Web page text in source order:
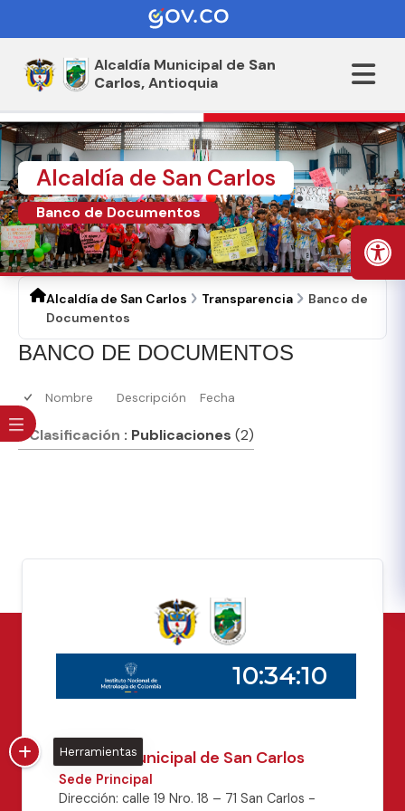
Alcaldía Municipal de San
Carlos,Antioquia
Alcaldía de San Carlos
Banco de Documentos
Alcaldía de San Carlos Transparencia
Banco de
Documentos
​BANCO DE DOCUMENTOS
Nombre Descripción Fecha
Clasificación : Publicaciones (2)
Alcaldía Municipal de San Carlos
Sede Principal
Dirección: calle 19 Nro. 18 – 71 San Carlos -
Herramientas